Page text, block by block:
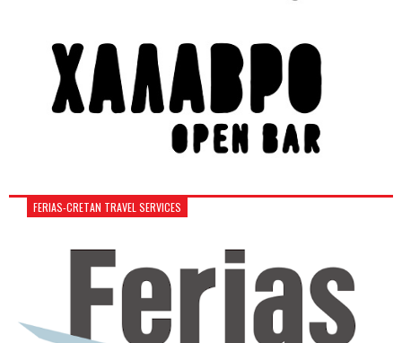
FERIAS-CRETAN TRAVEL SERVICES